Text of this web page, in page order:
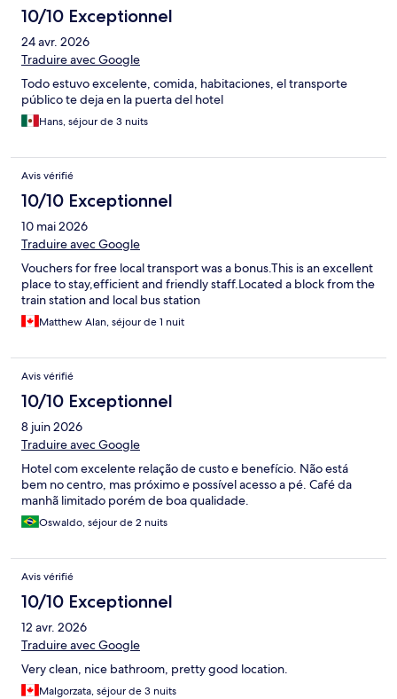
10/10 Exceptionnel
24 avr. 2026
Traduire avec Google
Todo estuvo excelente, comida, habitaciones, el transporte
público te deja en la puerta del hotel
Hans, séjour de 3 nuits
Avis vérifié
10/10 Exceptionnel
10 mai 2026
Traduire avec Google
Vouchers for free local transport was a bonus.This is an excellent
place to stay,efficient and friendly staff.Located a block from the
train station and local bus station
Matthew Alan, séjour de 1 nuit
Avis vérifié
10/10 Exceptionnel
8 juin 2026
Traduire avec Google
Hotel com excelente relação de custo e benefício. Não está
bem no centro, mas próximo e possível acesso a pé. Café da
manhã limitado porém de boa qualidade.
Oswaldo, séjour de 2 nuits
Avis vérifié
10/10 Exceptionnel
12 avr. 2026
Traduire avec Google
Very clean, nice bathroom, pretty good location.
Malgorzata, séjour de 3 nuits